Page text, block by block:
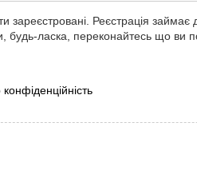
Реєстрація
будь-ласка, переконайтесь що